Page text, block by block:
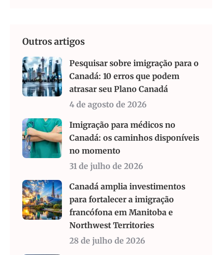
Outros artigos
Pesquisar sobre imigração para o
Canadá: 10 erros que podem
atrasar seu Plano Canadá
4 de agosto de 2026
Imigração para médicos no
Canadá: os caminhos disponíveis
no momento
31 de julho de 2026
Canadá amplia investimentos
para fortalecer a imigração
francófona em Manitoba e
Northwest Territories
28 de julho de 2026